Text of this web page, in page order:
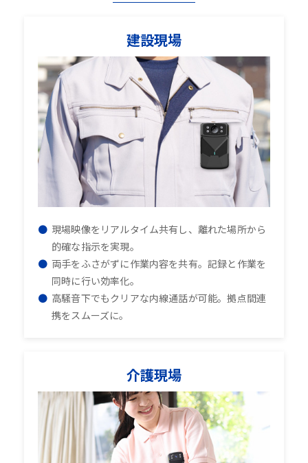
建設現場
現場映像をリアルタイム共有し、離れた場所から
的確な指示を実現。
両手をふさがずに作業内容を共有。記録と作業を
同時に行い効率化。
高騒音下でもクリアな内線通話が可能。拠点間連
携をスムーズに。
介護現場